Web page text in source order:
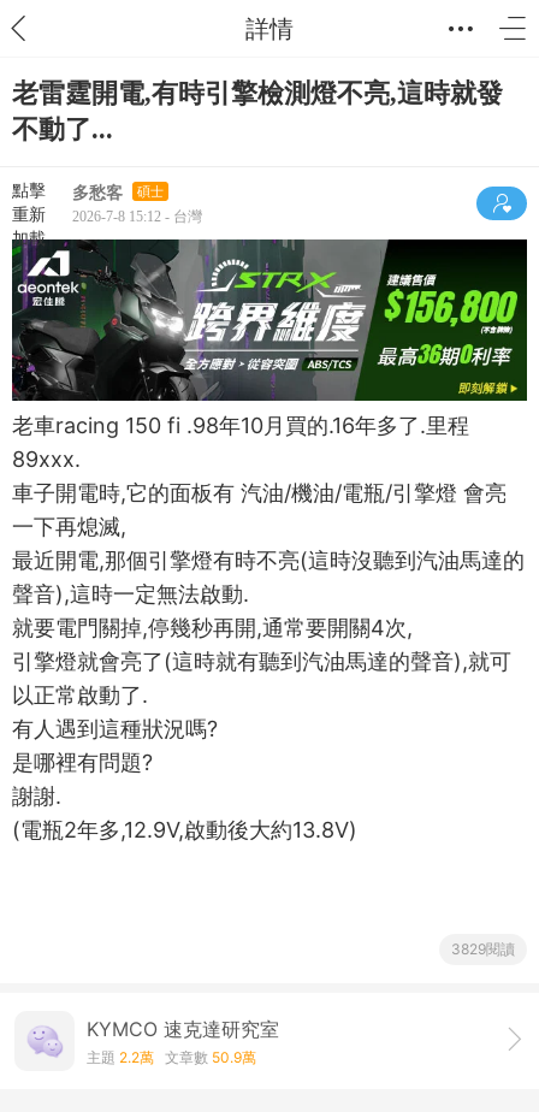
詳情
老雷霆開電,有時引擎檢測燈不亮,這時就發
不動了...
點擊
重新
加載
多愁客 碩士
2026-7-8 15:12 - 台灣
老車racing 150 fi .98年10月買的.16年多了.里程
89xxx.
車子開電時,它的面板有 汽油/機油/電瓶/引擎燈 會亮
一下再熄滅,
最近開電,那個引擎燈有時不亮(這時沒聽到汽油馬達的
聲音),這時一定無法啟動.
就要電門關掉,停幾秒再開,通常要開關4次,
引擎燈就會亮了(這時就有聽到汽油馬達的聲音),就可
以正常啟動了.
有人遇到這種狀況嗎?
是哪裡有問題?
謝謝.
(電瓶2年多,12.9V,啟動後大約13.8V)
3829閱讀
KYMCO 速克達研究室
主題 2.2萬 文章數 50.9萬